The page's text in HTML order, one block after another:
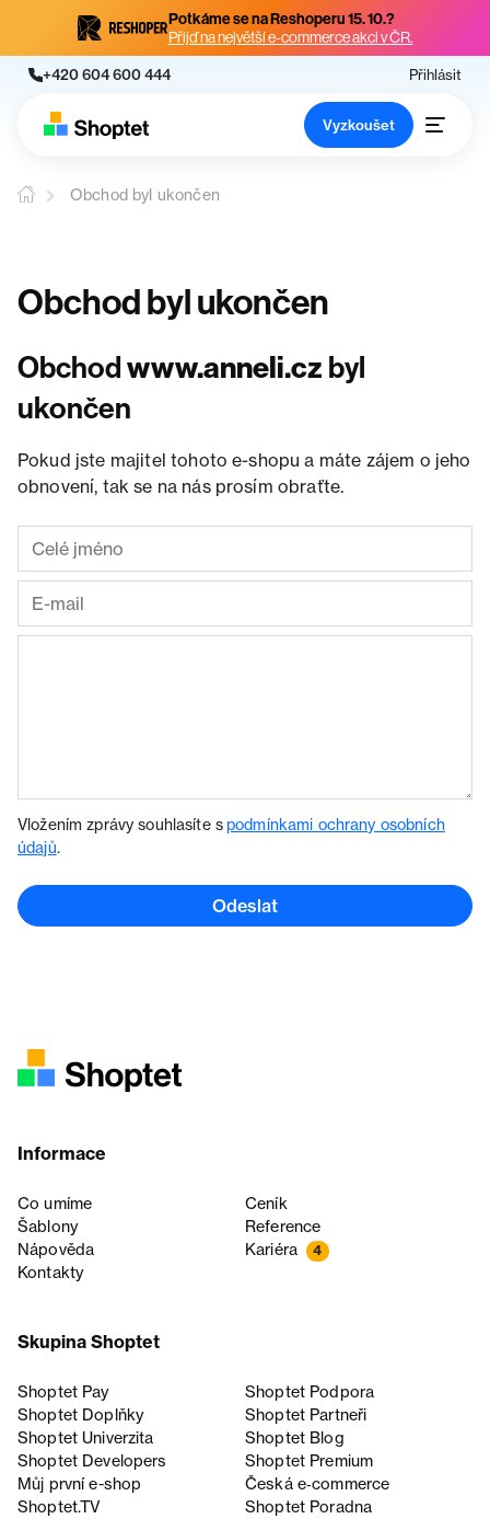
Potkáme se na Reshoperu 15. 10.?
Přijď na největší e-commerce akci v ČR.
+420 604 600 444 Přihlásit
Vyzkoušet
Obchod byl ukončen
Obchod byl ukončen
Obchodwww.anneli.cz byl
ukončen
Pokud jste majitel tohoto e-shopu a máte zájem o jeho
obnovení, tak se na nás prosím obraťte.
Vložením zprávy souhlasíte spodmínkami ochrany osobních
údajů.
Odeslat
Informace
Co umíme
Ceník
Šablony
Reference
Nápověda
Kariéra 4
Kontakty
Skupina Shoptet
Shoptet Pay
Shoptet Podpora
Shoptet Doplňky
Shoptet Partneři
Shoptet Univerzita
Shoptet Blog
Shoptet Developers
Shoptet Premium
Můj první e-shop
Česká e‑commerce
Shoptet.TV
Shoptet Poradna